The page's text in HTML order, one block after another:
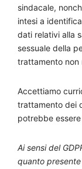
sindacale,
intesi a
dati relativi alla
sessuale della
trattamento non
Accettiamo
trattamento dei
potrebbe
Ai sensi del
quanto